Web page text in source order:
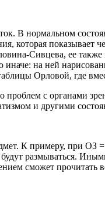
В нормальном
которая показывает
Сивцева, ее
на ней
Орловой, где
с органами
и другими
К примеру, при ОЗ
размываться.
сможет